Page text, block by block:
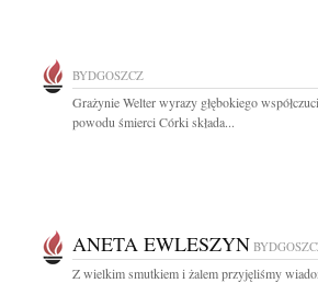
BYDGOSZCZ
Grażynie Welter wyrazy głębokiego
powodu śmierci Córki składa...
ANETA EWLESZYN
Z wielkim smutkiem i żalem przyjęliśmy